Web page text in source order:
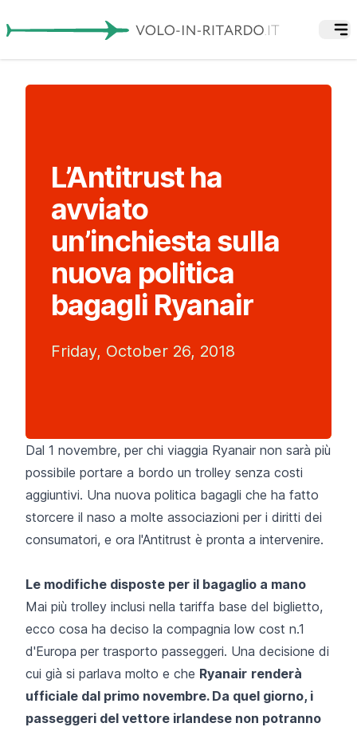
L’Antitrust ha
avviato
un’inchiesta sulla
nuova politica
bagagli Ryanair
Friday, October 26, 2018
Dal 1 novembre, per chi viaggia Ryanair non sarà più
possibile portare a bordo un trolley senza costi
aggiuntivi. Una nuova politica bagagli che ha fatto
storcere il naso a molte associazioni per i diritti dei
consumatori, e ora l'Antitrust è pronta a intervenire.
Le modifiche disposte per il bagaglio a mano
Mai più trolley inclusi nella tariffa base del biglietto,
ecco cosa ha deciso la compagnia low cost n.1
d'Europa per trasporto passeggeri. Una decisione di
cui già si parlava molto e che Ryanair renderà
ufficiale dal primo novembre. Da quel giorno, i
passeggeri del vettore irlandese non potranno